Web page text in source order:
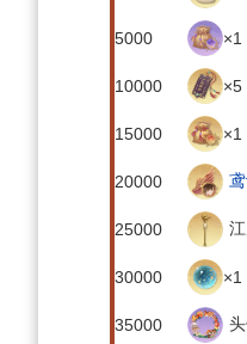
5000 ×1
10000 ×5
15000 ×1
20000
25000
30000 ×1
35000